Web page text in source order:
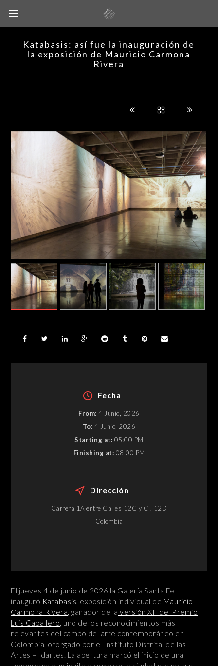
Katabasis: así fue la inauguración de
la exposición de Mauricio Carmona
Rivera
Fecha
From: 4 Junio, 2026
To: 4 Junio, 2026
Starting at: 05:00 PM
Finishing at: 08:00 PM
Dirección
Carrera 1A entre Calles 12C y Cl. 12D
Colombia
El jueves 4 de junio de 2026 la Galería Santa Fe
inauguró Katabasis, exposición individual de Mauricio
Carmona Rivera, ganador de la versión XII del Premio
Luis Caballero, uno de los reconocimientos más
relevantes del campo del arte contemporáneo en
Colombia, otorgado por el Instituto Distrital de las
Artes – Idartes. La apertura marcó el inicio de una